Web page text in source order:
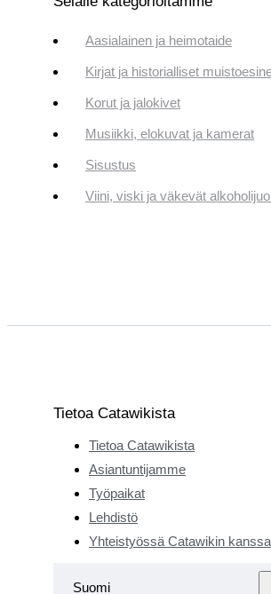
Aasialainen ja heimotaide
Kirjat ja historialliset
Korut ja jalokivet
Musiikki, elokuvat ja kamerat
Sisustus
Viini, viski ja väkevät
Tietoa Catawikista
Tietoa Catawikista
Asiantuntijamme
Työpaikat
Lehdistö
Yhteistyössä Catawikin kanssa